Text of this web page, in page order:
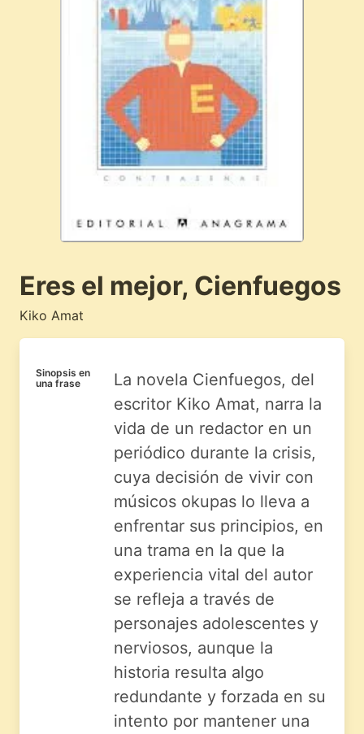
Eres el mejor, Cienfuegos
Kiko Amat
Sinopsis en
una frase
La novela Cienfuegos, del
escritor Kiko Amat, narra la
vida de un redactor en un
periódico durante la crisis,
cuya decisión de vivir con
músicos okupas lo lleva a
enfrentar sus principios, en
una trama en la que la
experiencia vital del autor
se refleja a través de
personajes adolescentes y
nerviosos, aunque la
historia resulta algo
redundante y forzada en su
intento por mantener una